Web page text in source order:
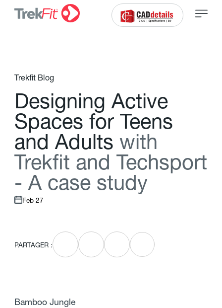
Trekfit Blog
Designing Active
Spaces for Teens
and Adults with
Trekft and Techsport
- A case study
Feb 27
PARTAGER :
Bamboo Jungle